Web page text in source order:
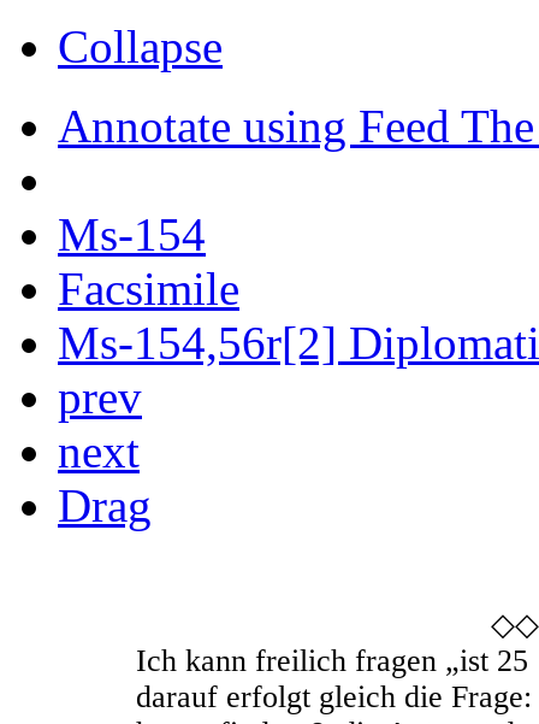
Collapse
Annotate using Feed
Ms-154
Facsimile
Ms-154,56r[2]
prev
next
Drag
Ich kann freilich fragen „ist 25
darauf erfolgt gleich die